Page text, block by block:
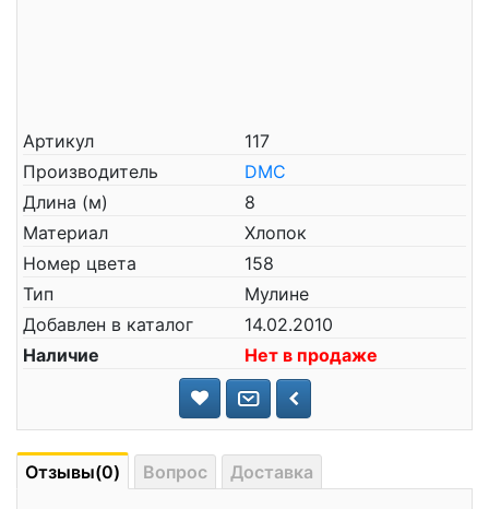
Артикул
117
Производитель
DMC
Длина (м)
8
Материал
Хлопок
Номер цвета
158
Тип
Мулине
Добавлен в каталог
14.02.2010
Наличие
Нет в продаже
Отзывы(0) Вопрос Доставка